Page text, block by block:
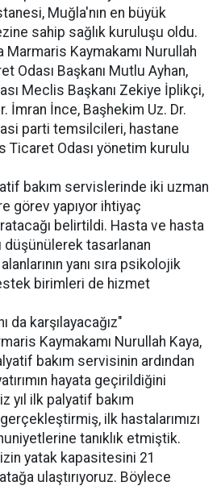
Muğla'nın en büyük
sahip sağlık kuruluşu oldu.
Marmaris Kaymakamı Nurullah
Odası Başkanı Mutlu Ayhan,
Meclis Başkanı Zekiye İplikçi,
İmran İnce, Başhekim Uz. Dr.
parti temsilcileri, hastane
Ticaret Odası yönetim kurulu
bakım servislerinde iki uzman
görev yapıyor ihtiyaç
belirtildi. Hasta ve hasta
düşünülerek tasarlanan
yanı sıra psikolojik
birimleri de hizmet
da karşılayacağız"
Kaymakamı Nurullah Kaya,
bakım servisinin ardından
hayata geçirildiğini
yıl ilk palyatif bakım
ilk hastalarımızı
tanıklık etmiştik.
yatak kapasitesini 21
ulaştırıyoruz. Böylece